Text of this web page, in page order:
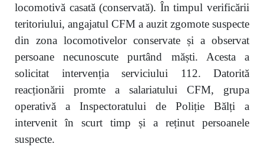
locomotivă casată (conservată). În timpul verificării
teritoriului, angajatul CFM a auzit zgomote suspecte
din zona locomotivelor conservate și a observat
persoane necunoscute purtând măști. Acesta a
solicitat intervenția serviciului 112. Datorită
reacționării promte a salariatului CFM, grupa
operativă a Inspectoratului de Poliție Bălți a
intervenit în scurt timp și a reținut persoanele
suspecte.